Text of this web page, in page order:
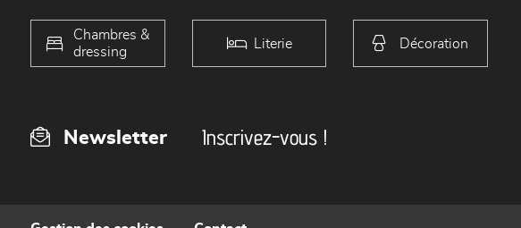
Chambres &
dressing
Literie Décoration
Newsletter Inscrivez-vous !